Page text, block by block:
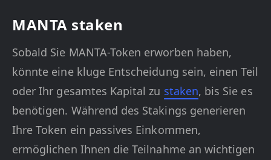
MANTA staken
Sobald Sie MANTA-Token erworben haben,
könnte eine kluge Entscheidung sein, einen Teil
oder Ihr gesamtes Kapital zu staken, bis Sie es
benötigen. Während des Stakings generieren
Ihre Token ein passives Einkommen,
ermöglichen Ihnen die Teilnahme an wichtigen